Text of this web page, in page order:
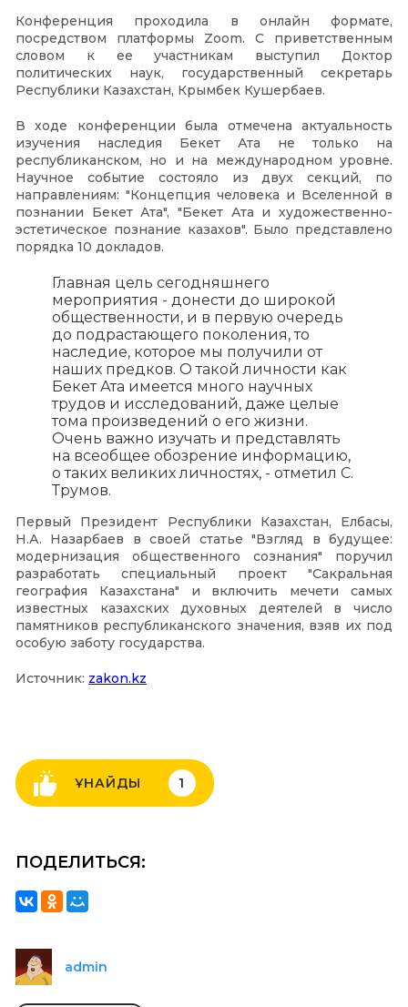
Конференция проходила в онлайн формате,
посредством платформы Zoom. С приветственным
словом к ее участникам выступил Доктор
политических наук, государственный секретарь
Республики Казахстан, Крымбек Кушербаев.
В ходе конференции была отмечена актуальность
изучения наследия Бекет Ата не только на
республиканском, но и на международном уровне.
Научное событие состояло из двух секций, по
направлениям: "Концепция человека и Вселенной в
познании Бекет Ата", "Бекет Ата и художественно-
эстетическое познание казахов". Было представлено
порядка 10 докладов.
Главная цель сегодняшнего
мероприятия - донести до широкой
общественности, и в первую очередь
до подрастающего поколения, то
наследие, которое мы получили от
наших предков. О такой личности как
Бекет Ата имеется много научных
трудов и исследований, даже целые
тома произведений о его жизни.
Очень важно изучать и представлять
на всеобщее обозрение информацию,
о таких великих личностях, - отметил С.
Трумов.
Первый Президент Республики Казахстан, Елбасы,
Н.А. Назарбаев в своей статье "Взгляд в будущее:
модернизация общественного сознания" поручил
разработать специальный проект "Сакральная
география Казахстана" и включить мечети самых
известных казахских духовных деятелей в число
памятников республиканского значения, взяв их под
особую заботу государства.
Источник: zakon.kz
ҰНАЙДЫ 1
ПОДЕЛИТЬСЯ:
admin